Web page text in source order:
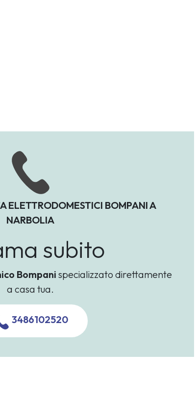
ELETTRODOMESTICI BOMPANI A
NARBOLIA
subito
Bompani specializzato direttamente
a casa tua.
3486102520